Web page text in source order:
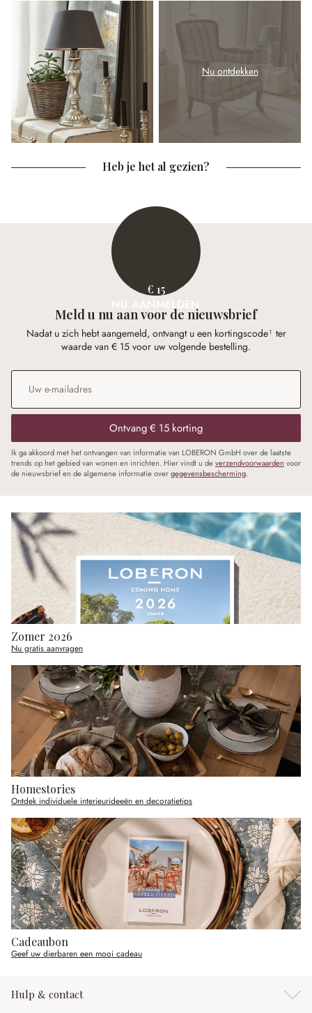
Nu ontdekken
Heb je het al gezien?
€ 15
NU AANMELDEN
Meld u nu aan voor de nieuwsbrief
Nadat u zich hebt aangemeld, ontvangt u een kortingscode¹ ter
waarde van € 15 voor uw volgende bestelling.
E-mailadres*
Ontvang € 15 korting
Ik ga akkoord met het ontvangen van informatie van LOBERON GmbH over de laatste
trends op het gebied van wonen en inrichten. Hier vindt u deverzendvoorwaarden voor
de nieuwsbrief en de algemene informatie overgegevensbescherming.
Zomer 2026
Nu gratis aanvragen
Homestories
Ontdek individuele interieurideeën en decoratietips
Cadeaubon
Geef uw dierbaren een mooi cadeau
Hulp & contact